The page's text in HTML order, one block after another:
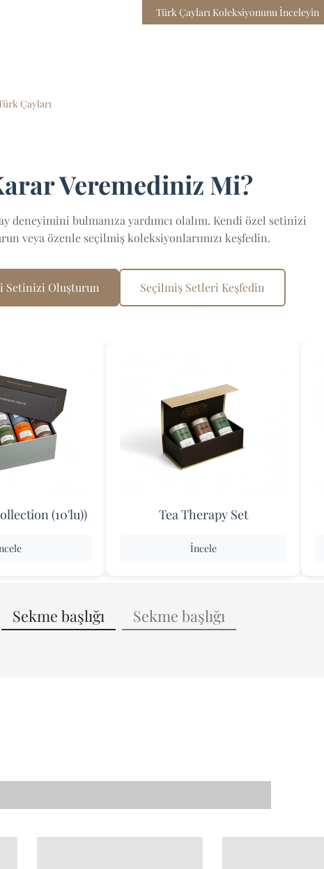
Türk Çayları Koleksiyonunu İnceleyin
Çayları
Veremediniz Mi?
deneyimini bulmanıza yardımcı olalım. Kendi özel setinizi
veya özenle seçilmiş koleksiyonlarımızı keşfedin.
Setinizi Oluşturun Seçilmiş Setleri Keşfedin
(10'lu)) Tea Therapy Set
İncele
Sekme başlığı Sekme başlığı